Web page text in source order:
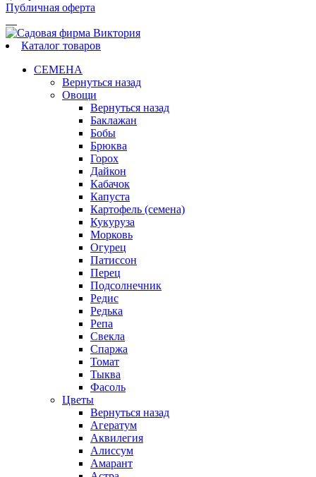
Публичная оферта
Каталог товаров
СЕМЕНА
Вернуться назад
Овощи
Вернуться назад
Баклажан
Бобы
Брюква
Горох
Дайкон
Кабачок
Капуста
Картофель (семена)
Кукуруза
Морковь
Огурец
Патиссон
Перец
Подсолнечник
Редис
Редька
Репа
Свекла
Спаржа
Томат
Тыква
Фасоль
Цветы
Вернуться назад
Агератум
Аквилегия
Алиссум
Амарант